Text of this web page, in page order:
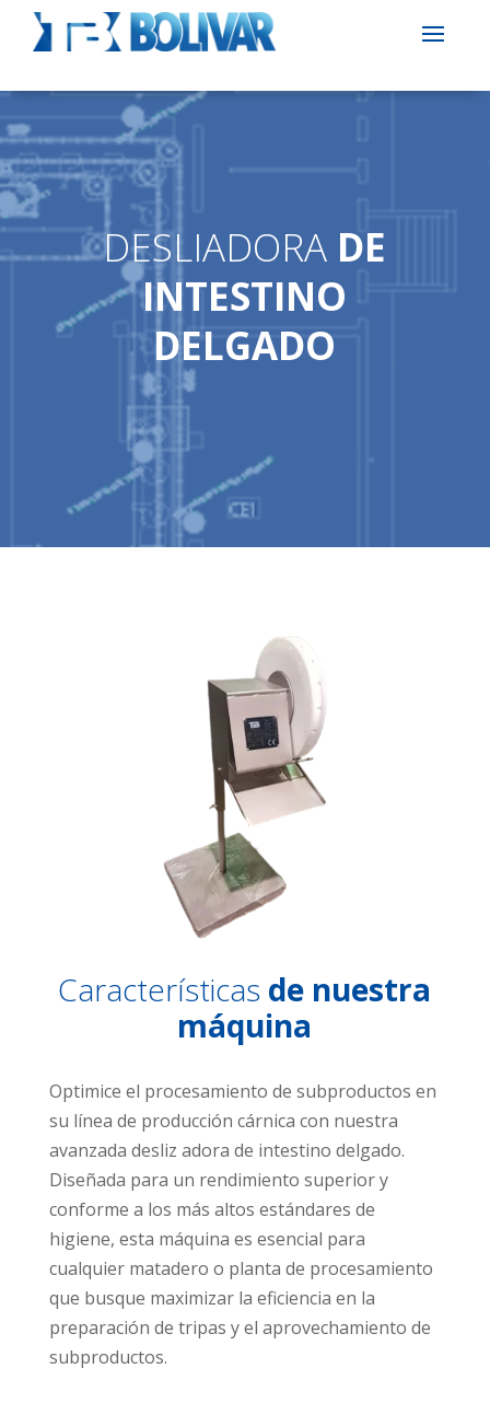
DESLIADORA DE
INTESTINO
DELGADO
Características de nuestra
máquina
Optimice el procesamiento de subproductos en
su línea de producción cárnica con nuestra
avanzada desliz adora de intestino delgado.
Diseñada para un rendimiento superior y
conforme a los más altos estándares de
higiene, esta máquina es esencial para
cualquier matadero o planta de procesamiento
que busque maximizar la eficiencia en la
preparación de tripas y el aprovechamiento de
subproductos.